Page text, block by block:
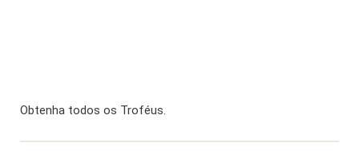
Obtenha todos os Troféus.